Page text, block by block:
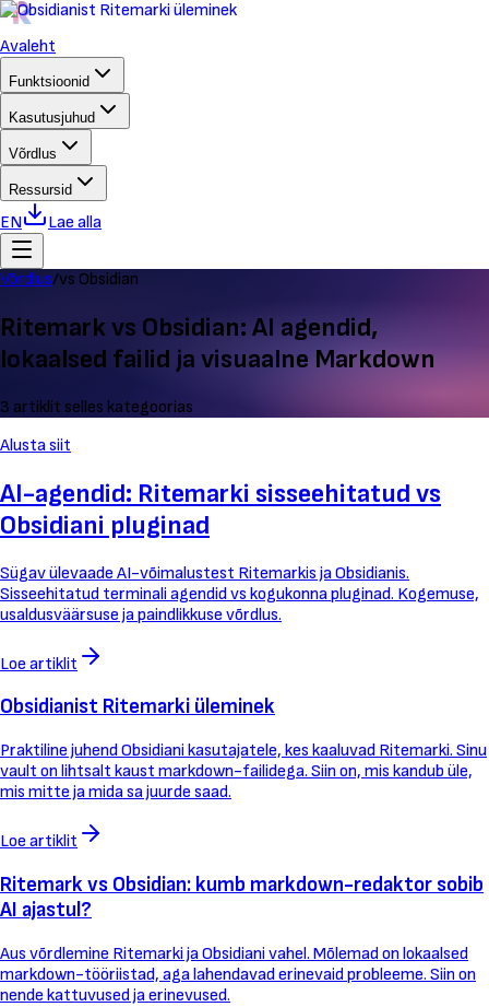
Avaleht
Funktsioonid
Kasutusjuhud
Võrdlus
Ressursid
EN Lae alla
Võrdlus/vs Obsidian
Ritemark vs Obsidian: AI agendid,
lokaalsed failid ja visuaalne Markdown
3 artiklit selles kategoorias
Alusta siit
AI-agendid: Ritemarki sisseehitatud vs
Obsidiani pluginad
Sügav ülevaade AI-võimalustest Ritemarkis ja Obsidianis.
Sisseehitatud terminali agendid vs kogukonna pluginad. Kogemuse,
usaldusväärsuse ja paindlikkuse võrdlus.
Loe artiklit
Obsidianist Ritemarki üleminek
Praktiline juhend Obsidiani kasutajatele, kes kaaluvad Ritemarki. Sinu
vault on lihtsalt kaust markdown-failidega. Siin on, mis kandub üle,
mis mitte ja mida sa juurde saad.
Loe artiklit
Ritemark vs Obsidian: kumb markdown-redaktor sobib
AI ajastul?
Aus võrdlemine Ritemarki ja Obsidiani vahel. Mõlemad on lokaalsed
markdown-tööriistad, aga lahendavad erinevaid probleeme. Siin on
nende kattuvused ja erinevused.